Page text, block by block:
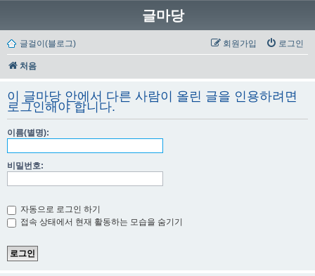
글마당
글걸이(블로그) 로그인
회원가입
처음
이 글마당 안에서 다른 사람이 올린 글을 인용하려면
로그인해야 합니다.
이름(별명):
비밀번호:
자동으로 로그인 하기
접속 상태에서 현재 활동하는 모습을 숨기기